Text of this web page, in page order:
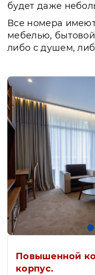
будет даже
Все номера
мебелью,
либо с душем,
Повышенной
корпус.